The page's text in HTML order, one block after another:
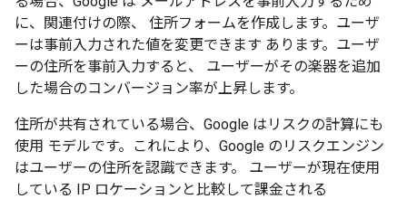
に、関連付けの際、 住所フォームを作成します。ユーザ
ーは事前入力された値を変更できます あります。ユーザ
ーの住所を事前入力すると、 ユーザーがその楽器を追加
した場合のコンバージョン率が上昇します。
住所が共有されている場合、Google はリスクの計算にも
使用 モデルです。これにより、Google のリスクエンジン
はユーザーの住所を認識できます。 ユーザーが現在使用
している IP ロケーションと比較して課金される